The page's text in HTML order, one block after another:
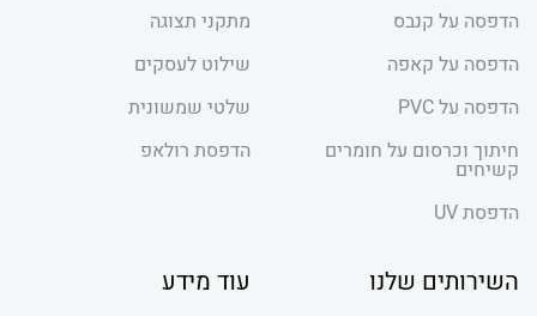
הדפסה על קנבס
הדפסה על קאפה
הדפסה על PVC
חיתוך וכרסום על חומרים
קשיחים
הדפסת UV
מתקני תצוגה
שילוט לעסקים
שלטי שמשונית
הדפסת רולאפ
השירותים שלנו עוד מידע